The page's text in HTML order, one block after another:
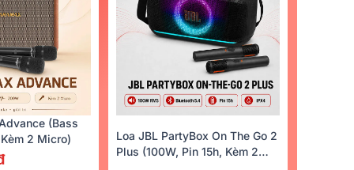
(Bass
2 Micro)
Loa JBL PartyBox On The Go 2
Plus (100W, Pin 15h, Kèm 2